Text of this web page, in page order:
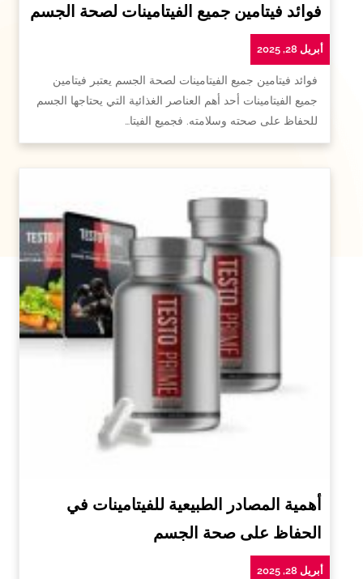
فوائد فيتامين جميع الفيتامينات لصحة الجسم
أبريل 28, 2025
فوائد فيتامين جميع الفيتامينات لصحة الجسم يعتبر فيتامين
جميع الفيتامينات أحد أهم العناصر الغذائية التي يحتاجها الجسم
للحفاظ على صحته وسلامته. فجميع الفيتا…
أهمية المصادر الطبيعية للفيتامينات في
الحفاظ على صحة الجسم
أبريل 28, 2025